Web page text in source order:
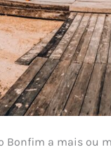
Bonfim a mais ou